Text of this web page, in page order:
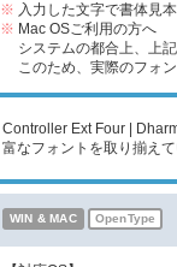
※ 入力した文字で書体見
※ Mac OSご利用の方へ
システムの都合上、上記
このため、実際のフォン
Controller Ext Four |
富なフォントを取り揃えて
WIN & MAC OpenType